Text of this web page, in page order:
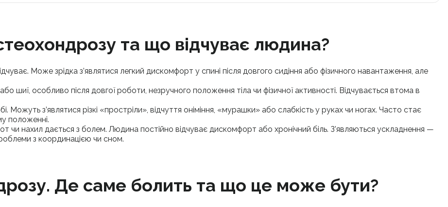
та що відчуває людина?
Може зрідка з’являтися легкий дискомфорт у спині після довгого сидіння або фізичного навантаження, але
або шиї, особливо після довгої роботи, незручного положення тіла чи фізичної активності. Відчувається втома в
Можуть з’являтися різкі «простріли», відчуття оніміння, «мурашки» або слабкість у руках чи ногах. Часто стає
положенні.
чи нахил дається з болем. Людина постійно відчуває дискомфорт або хронічний біль. З’являються ускладнення —
з координацією чи сном.
Де саме болить та що це може бути?